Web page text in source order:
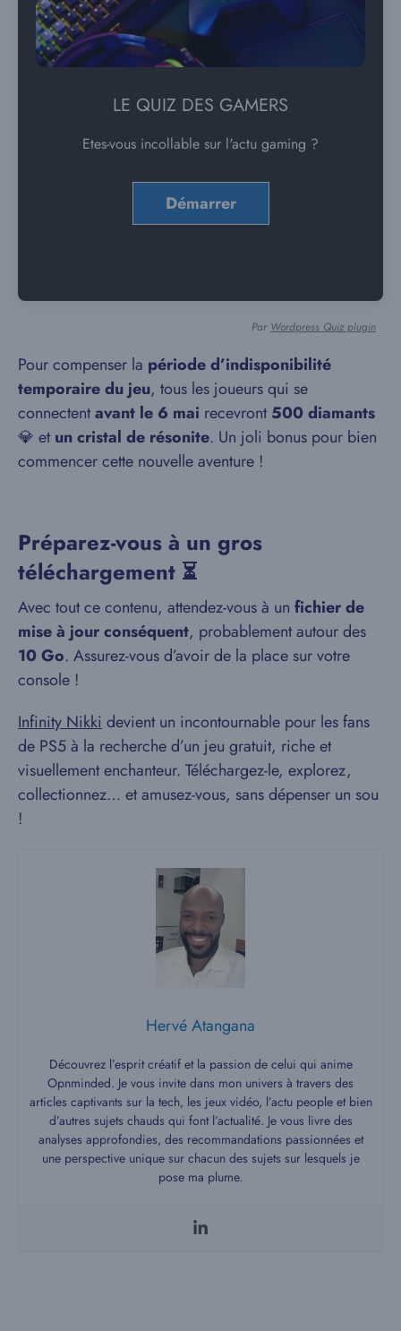
LE QUIZ DES GAMERS
Etes-vous incollable sur l'actu gaming ?
Par Wordpress Quiz plugin
Pour compenser la période d’indisponibilité
temporaire du jeu, tous les joueurs qui se
connectentavant le 6 mai recevront500 diamants
💎 etun cristal de résonite. Un joli bonus pour bien
commencer cette nouvelle aventure !
Préparez-vous à un gros
téléchargement ⏳
Avec tout ce contenu, attendez-vous à un fichier de
mise à jour conséquent, probablement autour des
10 Go. Assurez-vous d’avoir de la place sur votre
console !
Infinity Nikki devient un incontournable pour les fans
de PS5 à la recherche d’un jeu gratuit, riche et
visuellement enchanteur. Téléchargez-le, explorez,
collectionnez… et amusez-vous, sans dépenser un sou
!
Hervé Atangana
Découvrez l’esprit créatif et la passion de celui qui anime
Opnminded. Je vous invite dans mon univers à travers des
articles captivants sur la tech, les jeux vidéo, l’actu people et bien
d’autres sujets chauds qui font l’actualité. Je vous livre des
analyses approfondies, des recommandations passionnées et
une perspective unique sur chacun des sujets sur lesquels je
pose ma plume.